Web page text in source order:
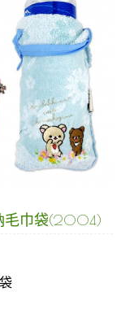
毛巾袋(2004)